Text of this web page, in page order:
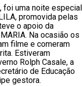
foi uma noite especial
promovida pelas
o apoio da
Na ocasião os
filme e comeram
Estiveram
Rolph Casale, a
de Educação
gestora.